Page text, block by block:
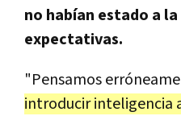
no habían estado a
expectativas.
"Pensamos
introducir inteligencia